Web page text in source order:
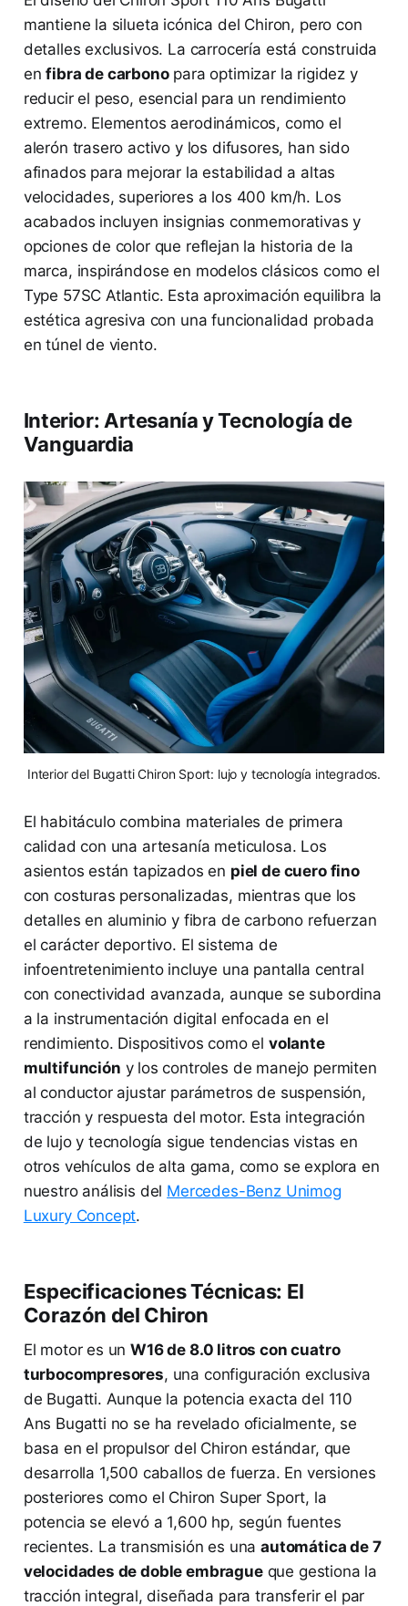
mantiene la silueta icónica del Chiron, pero con
detalles exclusivos. La carrocería está construida
enfibra de carbonopara optimizar la rigidez y
reducir el peso, esencial para un rendimiento
extremo. Elementos aerodinámicos, como el
alerón trasero activo y los difusores, han sido
afinados para mejorar la estabilidad a altas
velocidades, superiores a los 400 km/h. Los
acabados incluyen insignias conmemorativas y
opciones de color que reflejan la historia de la
marca, inspirándose en modelos clásicos como el
Type 57SC Atlantic. Esta aproximación equilibra la
estética agresiva con una funcionalidad probada
en túnel de viento.
Interior: Artesanía y Tecnología de
Vanguardia
Interior del Bugatti Chiron Sport: lujo y tecnología integrados.
El habitáculo combina materiales de primera
calidad con una artesanía meticulosa. Los
asientos están tapizados en piel de cuero fino
con costuras personalizadas, mientras que los
detalles en aluminio y fibra de carbono refuerzan
el carácter deportivo. El sistema de
infoentretenimiento incluye una pantalla central
con conectividad avanzada, aunque se subordina
a la instrumentación digital enfocada en el
rendimiento. Dispositivos como el volante
multifunción y los controles de manejo permiten
al conductor ajustar parámetros de suspensión,
tracción y respuesta del motor. Esta integración
de lujo y tecnología sigue tendencias vistas en
otros vehículos de alta gama, como se explora en
nuestro análisis del Mercedes-Benz Unimog
Luxury Concept.
Especificaciones Técnicas: El
Corazón del Chiron
El motor es unW16 de 8.0 litros con cuatro
turbocompresores, una configuración exclusiva
de Bugatti. Aunque la potencia exacta del 110
Ans Bugatti no se ha revelado oficialmente, se
basa en el propulsor del Chiron estándar, que
desarrolla 1,500 caballos de fuerza. En versiones
posteriores como el Chiron Super Sport, la
potencia se elevó a 1,600 hp, según fuentes
recientes. La transmisión es unaautomática de 7
velocidades de doble embragueque gestiona la
tracción integral, diseñada para transferir el par